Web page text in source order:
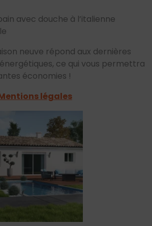
avec douche à l’italienne
neuve répond aux dernières
ce qui vous permettra
économies !
légales